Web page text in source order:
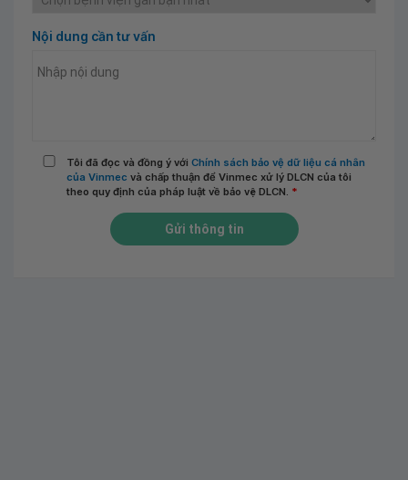
Nội dung cần tư vấn
Tôi đã đọc và đồng ý với Chính sách bảo vệ dữ liệu cá nhân
của Vinmec và chấp thuận để Vinmec xử lý DLCN của tôi
theo quy định của pháp luật về bảo vệ DLCN. *
Gửi thông tin